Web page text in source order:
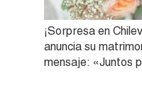
¡Sorpresa en
anuncia su
mensaje: «Juntos